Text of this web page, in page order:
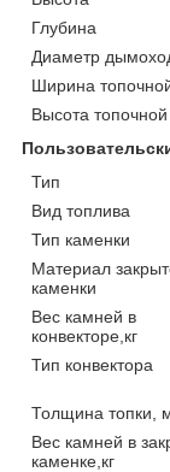
Глубина
Диаметр
Ширина
Высота
Тип
Вид топлива
Тип каменки
Материал
каменки
Вес камней в
конвекторе,кг
Тип конвектора
Толщина топки,
Вес камней в
каменке,кг